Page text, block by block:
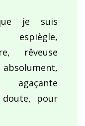
je suis
espiègle,
rêveuse
doute, pour